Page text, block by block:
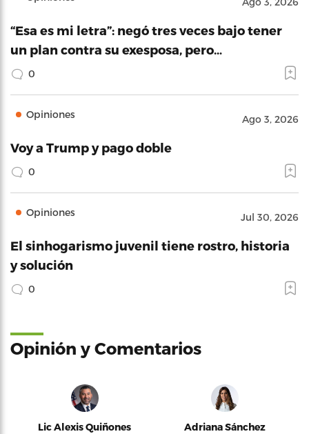
“Esa es mi letra”: negó tres veces bajo tener
un plan contra su exesposa, pero…
0
Opiniones Ago 3, 2026
Voy a Trump y pago doble
0
Opiniones Jul 30, 2026
El sinhogarismo juvenil tiene rostro, historia
y solución
0
Opinión y Comentarios
Lic Alexis Quiñones Adriana Sánchez